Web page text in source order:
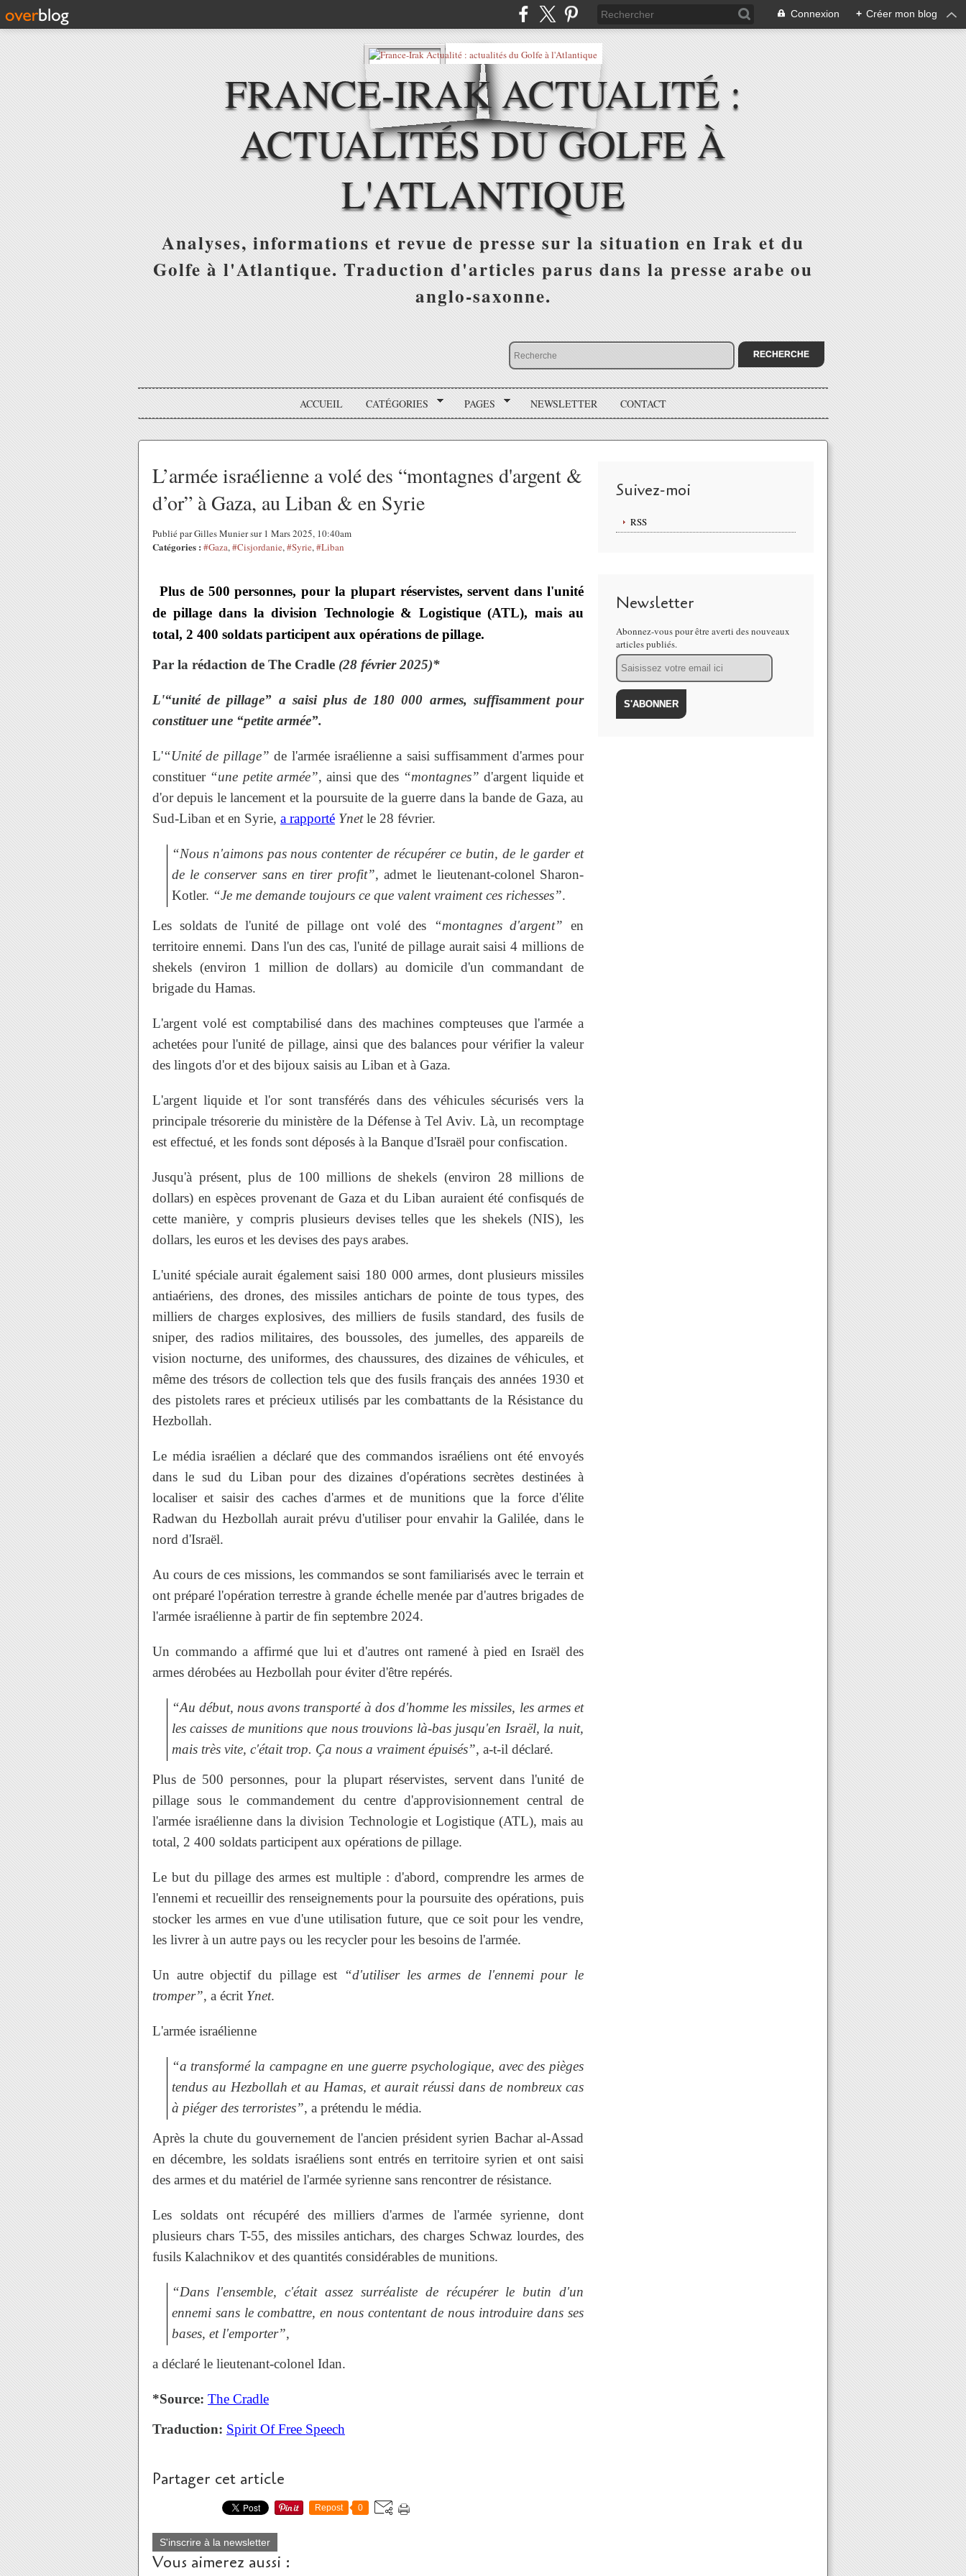
Connexion + Créer mon blog
FRANCE-IRAK ACTUALITÉ :
ACTUALITÉS DU GOLFE À
L'ATLANTIQUE
Analyses, informations et revue de presse sur la situation en Irak et du
Golfe à l'Atlantique. Traduction d'articles parus dans la presse arabe ou
anglo-saxonne.
ACCUEIL CATÉGORIES PAGES NEWSLETTER CONTACT
L’armée israélienne a volé des “montagnes d'argent &
d’or” à Gaza, au Liban & en Syrie
Publié par Gilles Munier sur 1 Mars 2025, 10:40am
Catégories : #Gaza,#Cisjordanie,#Syrie,#Liban
Plus de 500 personnes, pour la plupart réservistes, servent dans l'unité
de pillage dans la division Technologie & Logistique (ATL), mais au
total, 2 400 soldats participent aux opérations de pillage.
Par la rédaction de The Cradle (28 février 2025)*
L'“unité de pillage” a saisi plus de 180 000 armes, suffisamment pour
constituer une “petite armée”.
L'“Unité de pillage” de l'armée israélienne a saisi suffisamment d'armes pour
constituer “une petite armée”, ainsi que des “montagnes” d'argent liquide et
d'or depuis le lancement et la poursuite de la guerre dans la bande de Gaza, au
Sud-Liban et en Syrie, a rapporté Ynetle 28 février.
“Nous n'aimons pas nous contenter de récupérer ce butin, de le garder et
de le conserver sans en tirer profit”, admet le lieutenant-colonel Sharon-
Kotler. “Je me demande toujours ce que valent vraiment ces richesses”.
Les soldats de l'unité de pillage ont volé des
“montagnes d'argent” en
territoire ennemi. Dans l'un des cas, l'unité de pillage aurait saisi 4 millions de
shekels (environ 1 million de dollars) au domicile d'un commandant de
brigade du Hamas.
L'argent volé est comptabilisé dans des machines compteuses que l'armée a
achetées pour l'unité de pillage, ainsi que des balances pour vérifier la valeur
des lingots d'or et des bijoux saisis au Liban et à Gaza.
L'argent liquide et l'or sont transférés dans des véhicules sécurisés vers la
principale trésorerie du ministère de la Défense à Tel Aviv. Là, un recomptage
est effectué, et les fonds sont déposés à la Banque d'Israël pour confiscation.
Jusqu'à présent, plus de 100 millions de shekels (environ 28 millions de
dollars) en espèces provenant de Gaza et du Liban auraient été confisqués de
cette manière, y compris plusieurs devises telles que les shekels (NIS), les
dollars, les euros et les devises des pays arabes.
L'unité spéciale aurait également saisi 180 000 armes, dont plusieurs missiles
antiaériens, des drones, des missiles antichars de pointe de tous types, des
milliers de charges explosives, des milliers de fusils standard, des fusils de
sniper, des radios militaires, des boussoles, des jumelles, des appareils de
vision nocturne, des uniformes, des chaussures, des dizaines de véhicules, et
même des trésors de collection tels que des fusils français des années 1930 et
des pistolets rares et précieux utilisés par les combattants de la Résistance du
Hezbollah.
Le média israélien a déclaré que des commandos israéliens ont été envoyés
dans le sud du Liban pour des dizaines d'opérations secrètes destinées à
localiser et saisir des caches d'armes et de munitions que la force d'élite
Radwan du Hezbollah aurait prévu d'utiliser pour envahir la Galilée, dans le
nord d'Israël.
Au cours de ces missions, les commandos se sont familiarisés avec le terrain et
ont préparé l'opération terrestre à grande échelle menée par d'autres brigades de
l'armée israélienne à partir de fin septembre 2024.
Un commando a affirmé que lui et d'autres ont ramené à pied en Israël des
armes dérobées au Hezbollah pour éviter d'être repérés.
“Au début, nous avons transporté à dos d'homme les missiles, les armes et
les caisses de munitions que nous trouvions là-bas jusqu'en Israël, la nuit,
mais très vite, c'était trop. Ça nous a vraiment épuisés”, a-t-il déclaré.
Plus de 500 personnes, pour la plupart réservistes, servent dans l'unité de
pillage sous le commandement du centre d'approvisionnement central de
l'armée israélienne dans la division Technologie et Logistique (ATL), mais au
total, 2 400 soldats participent aux opérations de pillage.
Le but du pillage des armes est multiple : d'abord, comprendre les armes de
l'ennemi et recueillir des renseignements pour la poursuite des opérations, puis
stocker les armes en vue d'une utilisation future, que ce soit pour les vendre,
les livrer à un autre pays ou les recycler pour les besoins de l'armée.
Un autre objectif du pillage est “d'utiliser les armes de l'ennemi pour le
tromper”, a écrit Ynet.
L'armée israélienne
“a transformé la campagne en une guerre psychologique, avec des pièges
tendus au Hezbollah et au Hamas, et aurait réussi dans de nombreux cas
à piéger des terroristes”, a prétendu le média.
Après la chute du gouvernement de l'ancien président syrien Bachar al-Assad
en décembre, les soldats israéliens sont entrés en territoire syrien et ont saisi
des armes et du matériel de l'armée syrienne sans rencontrer de résistance.
Les soldats ont récupéré des milliers d'armes de l'armée syrienne, dont
plusieurs chars T-55, des missiles antichars, des charges Schwaz lourdes, des
fusils Kalachnikov et des quantités considérables de munitions.
“Dans l'ensemble, c'était assez surréaliste de récupérer le butin d'un
ennemi sans le combattre, en nous contentant de nous introduire dans ses
bases, et l'emporter”,
a déclaré le lieutenant-colonel Idan.
*Source: The Cradle
Traduction: Spirit Of Free Speech
Partager cet article
Repost 0
S'inscrire à la newsletter
Vous aimerez aussi :
Suivez-moi
RSS
Newsletter
Abonnez-vous pour être averti des nouveaux
articles publiés.
Email